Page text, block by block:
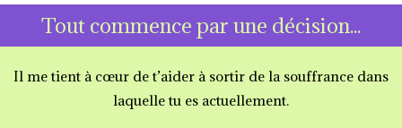
o
t
é
5
Tout commence par une décision...
Il me tient à cœur de t’aider à sortir de la souffrance dans
laquelle tu es actuellement.